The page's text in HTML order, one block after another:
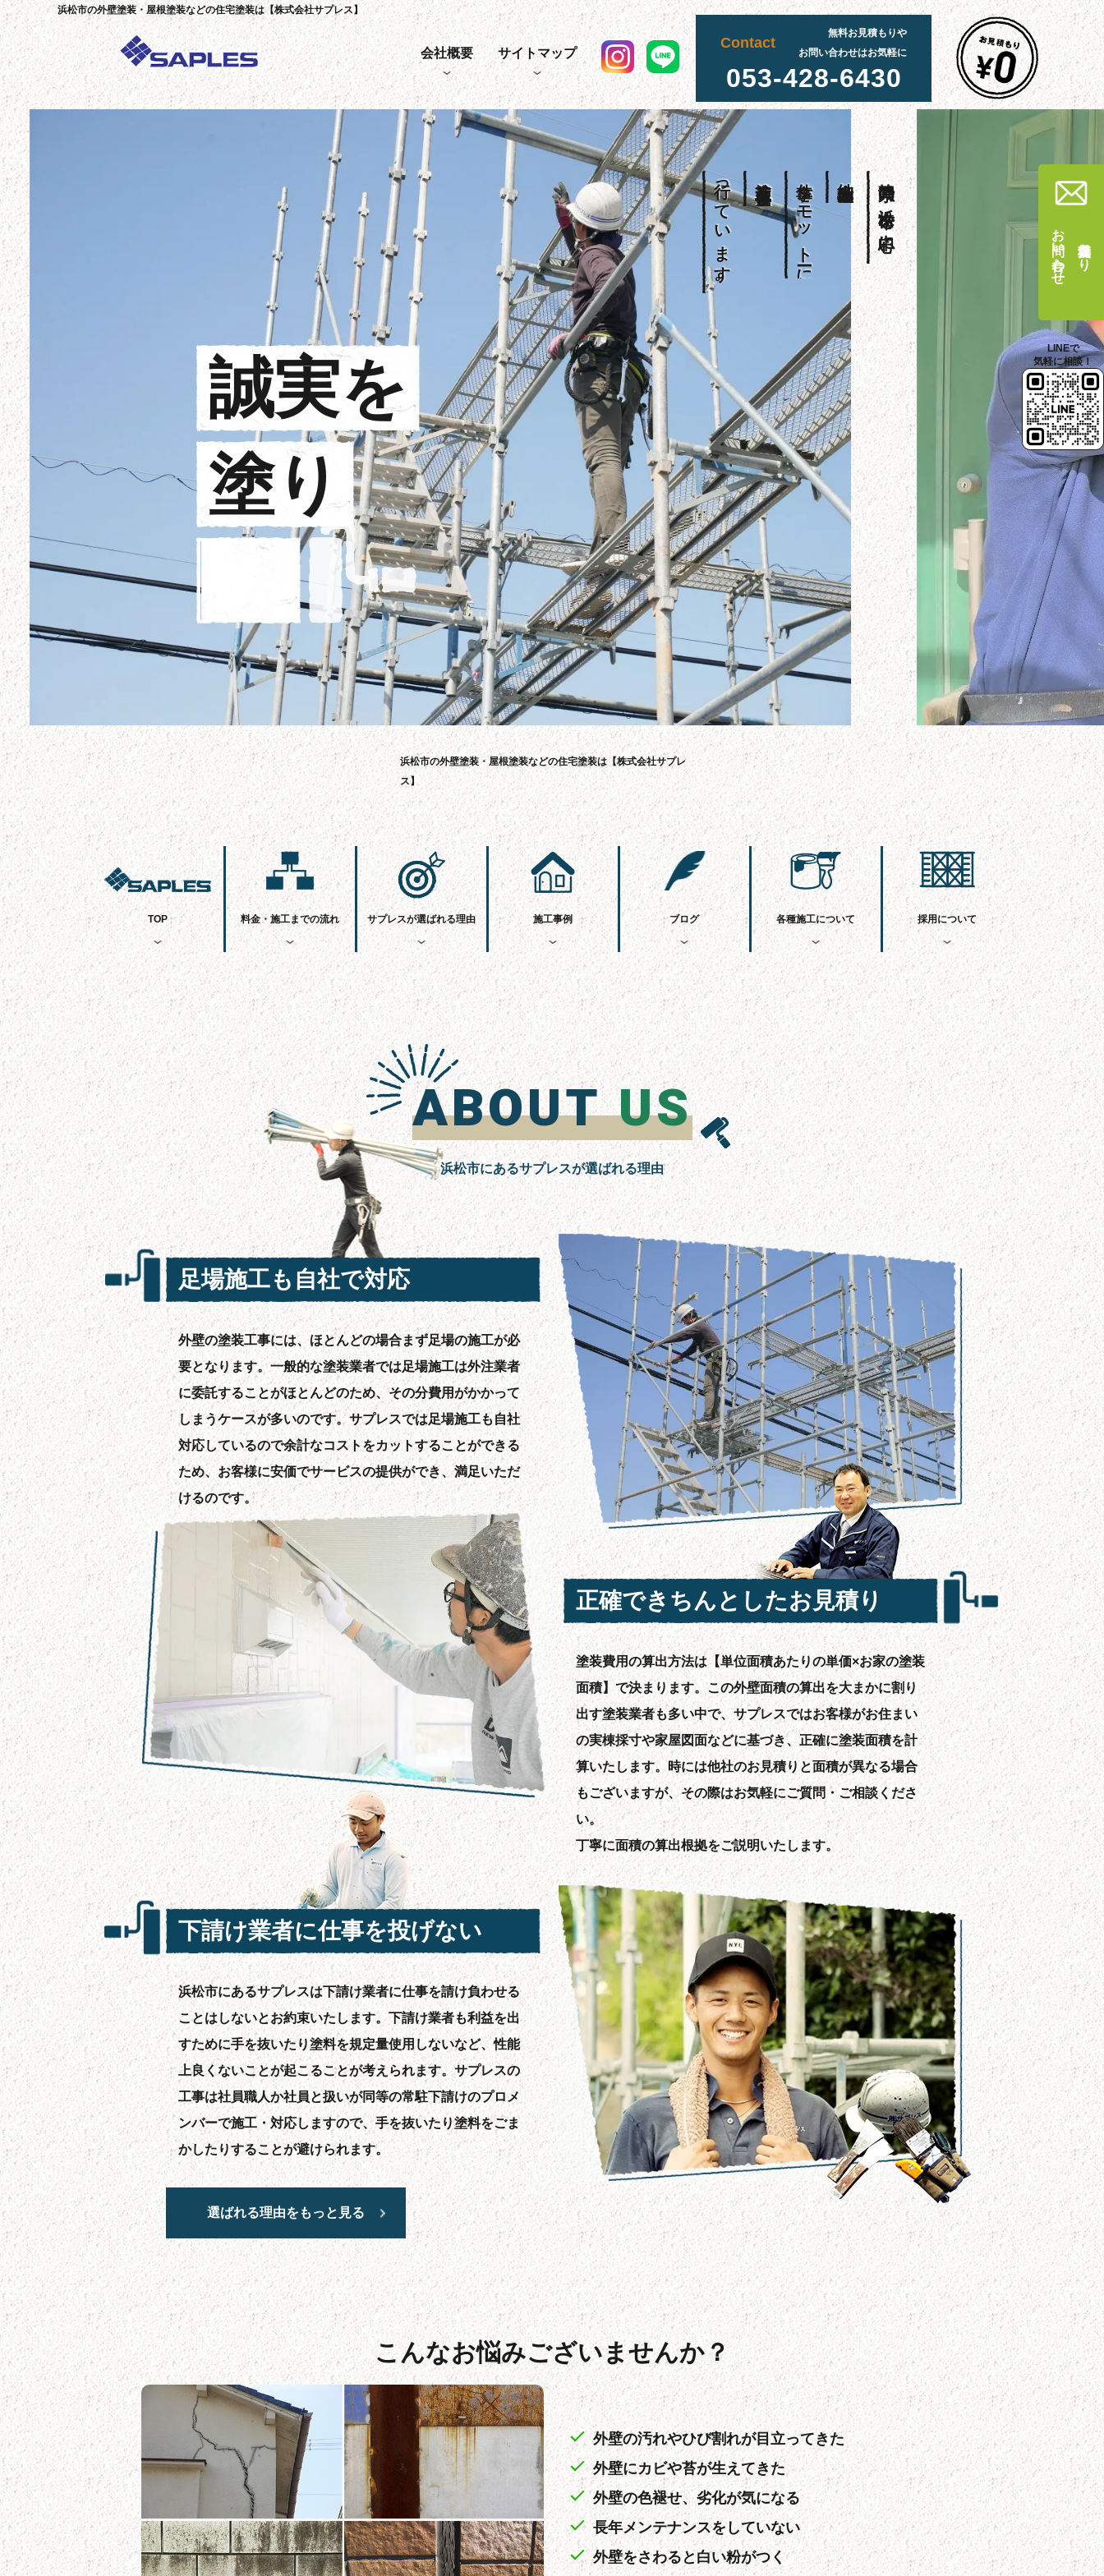
浜松市の外壁塗装・屋根塗装などの住宅塗装は【株式会社サプレス】
会社概要 サイトマップ
Contact
無料お見積もりや
お問い合わせはお気軽に
053-428-6430
無料見積もり
お問い合わせ
LINEで
気軽に相談！
静岡県の浜松市を中心に、
納期徹底・誠実な
仕事をモットーに
塗装工事・足場工事を
行っています。
誠実を
塗り
重
ねる。
浜松市の外壁塗装・屋根塗装などの住宅塗装は【株式会社サプレ
ス】
TOP 料金・施工までの流れ サプレスが選ばれる理由 施工事例 ブログ 各種施工について 採用について
ABOUTUS
浜松市にあるサプレスが選ばれる理由
足場施工も自社で対応
外壁の塗装工事には、ほとんどの場合まず足場の施工が必
要となります。一般的な塗装業者では足場施工は外注業者
に委託することがほとんどのため、その分費用がかかって
しまうケースが多いのです。サプレスでは足場施工も自社
対応しているので余計なコストをカットすることができる
ため、お客様に安価でサービスの提供ができ、満足いただ
けるのです。
正確できちんとしたお見積り
塗装費用の算出方法は【単位面積あたりの単価×お家の塗装
面積】で決まります。この外壁面積の算出を大まかに割り
出す塗装業者も多い中で、サプレスではお客様がお住まい
の実棟採寸や家屋図面などに基づき、正確に塗装面積を計
算いたします。時には他社のお見積りと面積が異なる場合
もございますが、その際はお気軽にご質問・ご相談くださ
い。
丁寧に面積の算出根拠をご説明いたします。
下請け業者に仕事を投げない
浜松市にあるサプレスは下請け業者に仕事を請け負わせる
ことはしないとお約束いたします。下請け業者も利益を出
すために手を抜いたり塗料を規定量使用しないなど、性能
上良くないことが起こることが考えられます。サプレスの
工事は社員職人か社員と扱いが同等の常駐下請けのプロメ
ンバーで施工・対応しますので、手を抜いたり塗料をごま
かしたりすることが避けられます。
選ばれる理由をもっと見る
こんなお悩みございませんか？
外壁の汚れやひび割れが目立ってきた
外壁にカビや苔が生えてきた
外壁の色褪せ、劣化が気になる
長年メンテナンスをしていない
外壁をさわると白い粉がつく